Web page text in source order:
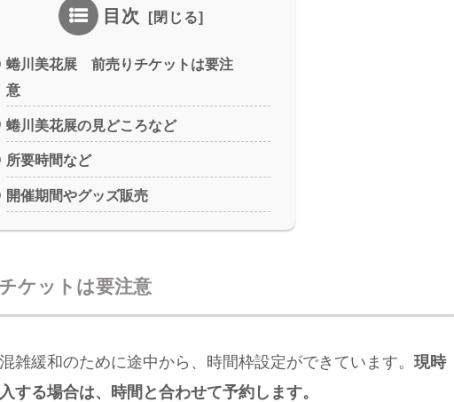
目次
蜷川美花展 前売りチケットは要注
意
蜷川美花展の見どころなど
所要時間など
開催期間やグッズ販売
ケットは要注意
雑緩和のために途中から、時間枠設定ができています。 現時
する場合は、時間と合わせて予約します。